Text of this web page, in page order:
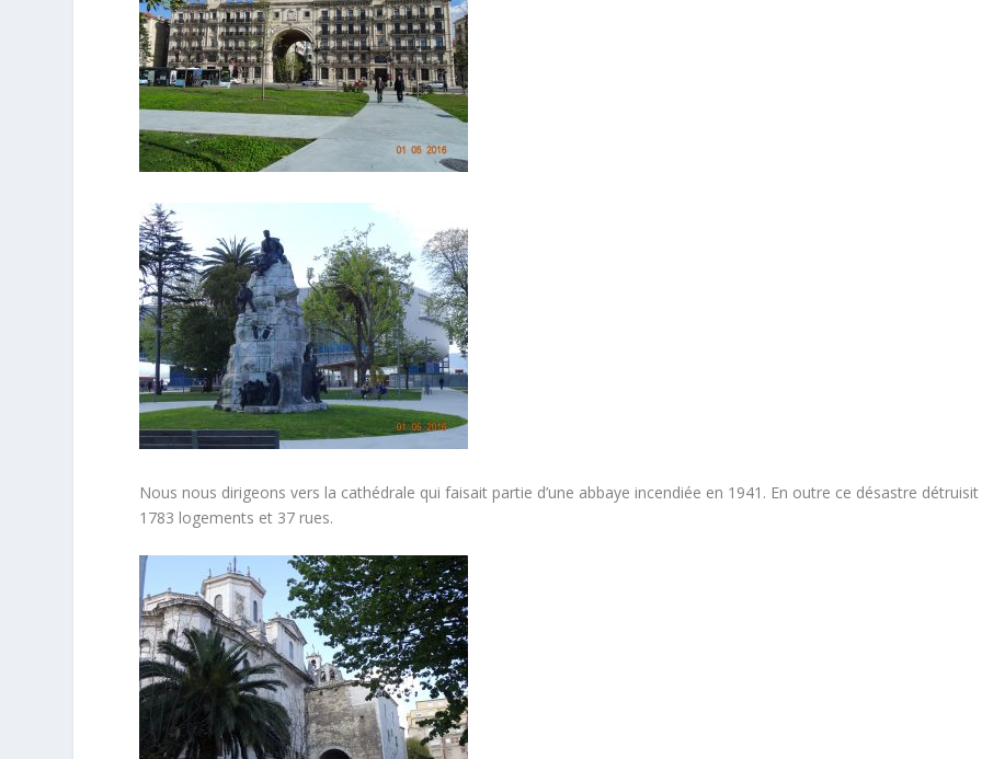
Nous nous dirigeons vers la cathédrale qui faisait partie d’une abbaye incendiée en 1941. En outre ce désastre détruisit
1783 logements et 37 rues.